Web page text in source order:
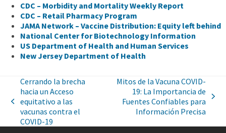
CDC – Morbidity and Mortality Weekly Report
CDC – Retail Pharmacy Program
JAMA Network – Vaccine Distribution: Equity left behind
National Center for Biotechnology Information
US Department of Health and Human Services
New Jersey Department of Health
Cerrando la brecha
hacia un Acceso
equitativo a las
vacunas contra el
COVID-19
Mitos de la Vacuna COVID-
19: La Importancia de
Fuentes Confiables para
Información Precisa